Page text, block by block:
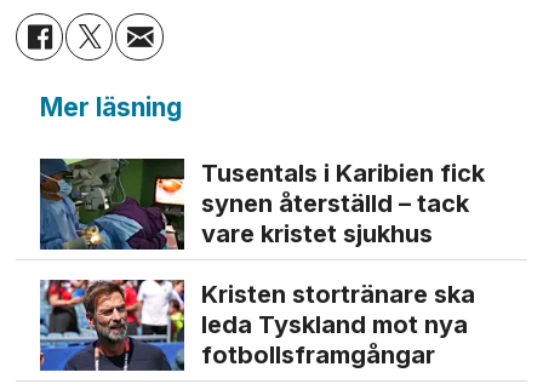
Mer läsning
Tusentals i Karibien fick
synen återställd – tack
vare kristet sjukhus
Kristen stortränare ska
leda Tyskland mot nya
fotbolls­­framgångar